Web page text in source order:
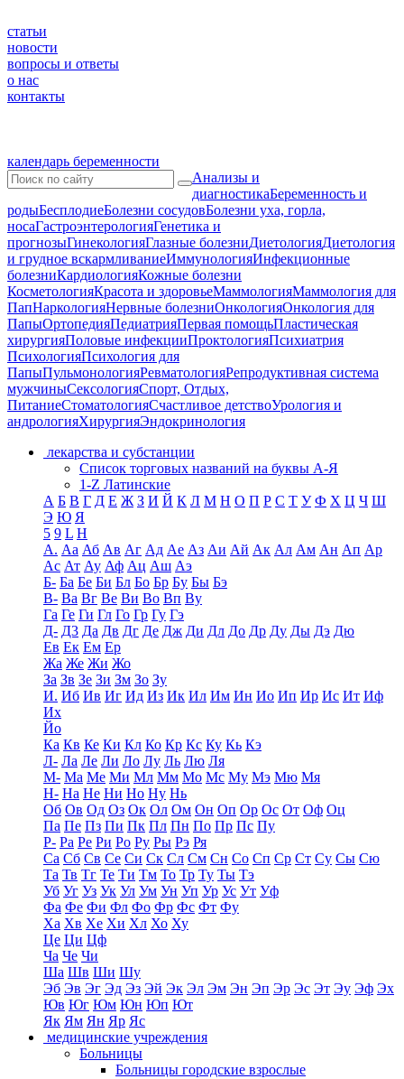
статьи
новости
вопросы и ответы
о нас
контакты
календарь беременности
Анализы и
диагностикаБеременность и
родыБесплодиеБолезни сосудовБолезни уха, горла,
носаГастроэнтерологияГенетика и
прогнозыГинекологияГлазные болезниДиетологияДиетология
и грудное вскармливаниеИммунологияИнфекционные
болезниКардиологияКожные болезни
КосметологияКрасота и здоровьеМаммологияМаммология для
ПапНаркологияНервные болезниОнкологияОнкология для
ПапыОртопедияПедиатрияПервая помощьПластическая
хирургияПоловые инфекцииПроктологияПсихиатрия
ПсихологияПсихология для
ПапыПульмонологияРевматологияРепродуктивная система
мужчиныСексологияСпорт, Отдых,
ПитаниеСтоматологияСчастливое детствоУрология и
андрологияХирургияЭндокринология
лекарства и субстанции
Список торговых названий на буквы А-Я
1-Z Латинские
А Б В Г Д Е Ж З И Й К Л М Н О П Р С Т У Ф Х Ц Ч Ш
Э Ю Я
5 9 L H
А. Аа Аб Ав Аг Ад Ае Аз Аи Ай Ак Ал Ам Ан Ап Ар
Ас Ат Ау Аф Ац Аш Аэ
Б- Ба Бе Би Бл Бо Бр Бу Бы Бэ
В- Ва Вг Ве Ви Во Вп Ву
Га Ге Ги Гл Го Гр Гу Гэ
Д- Д3 Да Дв Дг Де Дж Ди Дл До Др Ду Ды Дэ Дю
Ев Ек Ем Ер
Жа Же Жи Жо
За Зв Зе Зи Зм Зо Зу
И. Иб Ив Иг Ид Из Ик Ил Им Ин Ио Ип Ир Ис Ит Иф
Их
Йо
Ка Кв Ке Ки Кл Ко Кр Кс Ку Кь Кэ
Л- Ла Ле Ли Ло Лу Ль Лю Ля
М- Ма Ме Ми Мл Мм Мо Мс Му Мэ Мю Мя
Н- На Не Ни Но Ну Нь
Об Ов Од Оз Ок Ол Ом Он Оп Ор Ос От Оф Оц
Па Пе Пз Пи Пк Пл Пн По Пр Пс Пу
Р- Ра Ре Ри Ро Ру Ры Рэ Ря
Са Сб Св Се Си Ск Сл См Сн Со Сп Ср Ст Су Сы Сю
Та Тв Тг Те Ти Тм То Тр Ту Ты Тэ
Уб Уг Уз Ук Ул Ум Ун Уп Ур Ус Ут Уф
Фа Фе Фи Фл Фо Фр Фс Фт Фу
Ха Хв Хе Хи Хл Хо Ху
Це Ци Цф
Ча Че Чи
Ша Шв Ши Шу
Эб Эв Эг Эд Эз Эй Эк Эл Эм Эн Эп Эр Эс Эт Эу Эф Эх
Юв Юг Юм Юн Юп Ют
Як Ям Ян Яр Яс
медицинские учреждения
Больницы
Больницы городские взрослые